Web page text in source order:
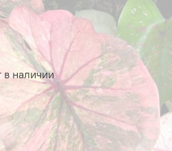
в наличии